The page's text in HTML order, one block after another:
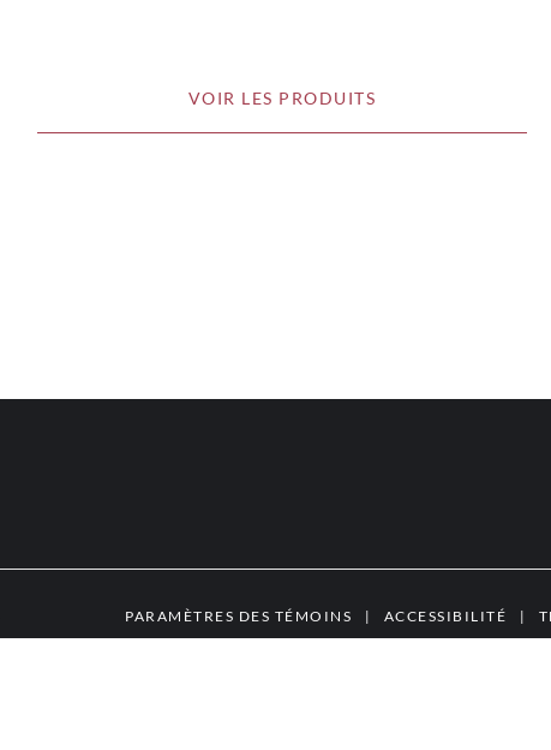
VOIR LES PRODUITS
PARAMÈTRES DES TÉMOINS | ACCESSIBILITÉ |